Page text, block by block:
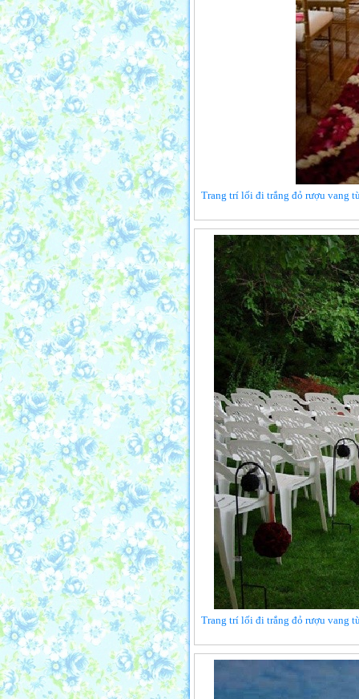
Trang trí lối đi trắng đỏ rượu vang
Trang trí lối đi trắng đỏ rượu vang